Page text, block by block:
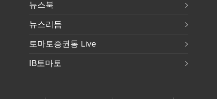
뉴스북
뉴스리듬
토마토증권통 Live
IB토마토